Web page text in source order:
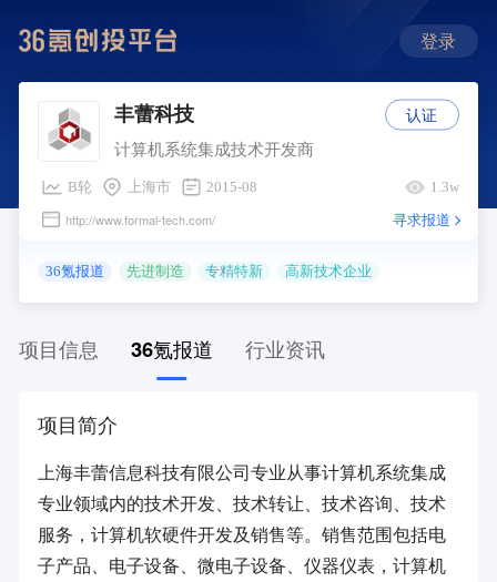
登录
丰蕾科技
计算机系统集成技术开发商
B轮 上海市 2015-08 1.3w
http://www.formal-tech.com/ 寻求报道
36氪报道 先进制造 专精特新 高新技术企业
认证
项目信息 36氪报道 行业资讯
项目简介
上海丰蕾信息科技有限公司专业从事计算机系统集成
专业领域内的技术开发、技术转让、技术咨询、技术
服务，计算机软硬件开发及销售等。销售范围包括电
子产品、电子设备、微电子设备、仪器仪表，计算机